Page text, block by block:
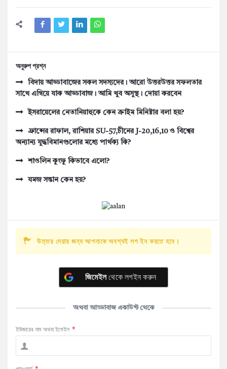
অনুরুপ প্রশ্ন
বিদায় আড্ডাবাজের সকল সদস্যদের। আরো উত্তরউত্তর সফলতার
সাথে এগিয়ে যাক আড্ডাবাজ। আমি খুব অসুস্থ। দোয়া করবেন
ইসরায়েলের নেতানিয়াহুকে কেন ক্রাইম মিনিষ্টার বলা হয়?
ফ্রান্সের রাফাল, রাশিয়ার SU-57,চীনের J-20,16,10 ও বিশ্বের
অন্যান্য যুদ্ধবিমানগুলোর মধ্যে পার্থক্য কি?
শাওলিন কুংফু কিভাবে এলো?
যমজ সন্তান কেন হয়?
উত্তর দেয়ার জন্য আপনাকে অবশ্যই লগ ইন করতে হবে।
জিমেইলথেকে লগইন করুন
অথবা আড্ডাবাজ একাউন্ট থেকে
ইউজারের নাম অথবা ইমেইল *